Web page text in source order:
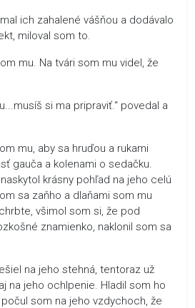
ich zahalené vášňou a dodávalo
miloval som to.
mu. Na tvári som mu videl, že
si ma pripraviť.“ povedal a
mu, aby sa hruďou a rukami
gauča a kolenami o sedačku.
krásny pohľad na jeho celú
sa zaňho a dlaňami som mu
všimol som si, že pod
znamienko, naklonil som sa
na jeho stehná, tentoraz už
na jeho ochlpenie. Hladil som ho
som na jeho vzdychoch, že